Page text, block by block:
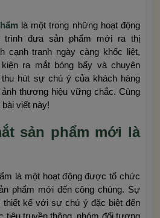
là một trong những hoạt động
trình đưa sản phẩm mới ra thị
cạnh tranh ngày càng khốc liệt,
ra mắt bóng bẩy và chuyên
thu hút sự chú ý của khách hàng
thương hiệu vững chắc. Cùng
viết này!
sản phẩm mới là
là một hoạt động được tổ chức
phẩm mới đến công chúng. Sự
kế với sự chú ý đặc biệt đến
tiêu truyền thông, nhóm đối tượng